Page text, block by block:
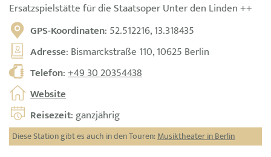
Ersatzspielstätte für die Staatsoper Unter den Linden ++
GPS-Koordinaten: 52.512216, 13.318435
Adresse: Bismarckstraße 110, 10625 Berlin
Telefon:+49 30 20354438
Website
Reisezeit: ganzjährig
Diese Station gibt es auch in den Touren:Musiktheater in Berlin